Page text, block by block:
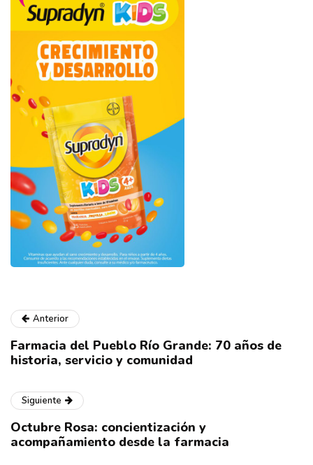
Anterior
Farmacia del Pueblo Río Grande: 70 años de
historia, servicio y comunidad
Siguiente
Octubre Rosa: concientización y
acompañamiento desde la farmacia